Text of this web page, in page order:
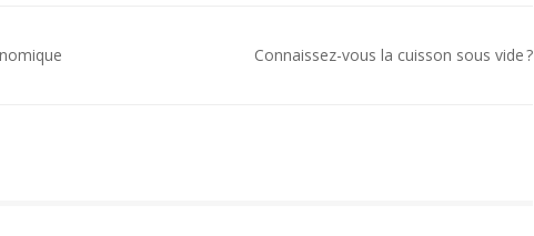
Connaissez-vous la cuisson sous vide ?